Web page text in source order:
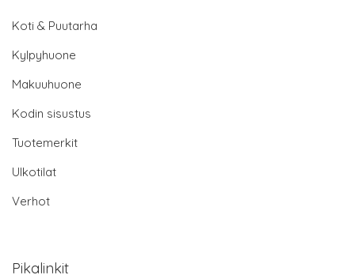
Koti & Puutarha
Kylpyhuone
Makuuhuone
Kodin sisustus
Tuotemerkit
Ulkotilat
Verhot
Pikalinkit